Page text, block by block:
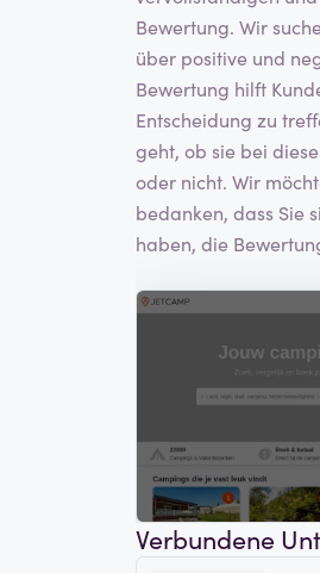
Bewertung. Wir
über positive und
Bewertung hilft
Entscheidung zu
geht, ob sie bei
oder nicht. Wir
bedanken, dass Sie
haben, die
Verbundene